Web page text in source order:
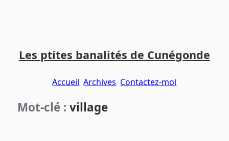
contenu
menuLes ptites banalités de Cunégonde
Accueil Archives Contactez-moi
Mot-clé : village